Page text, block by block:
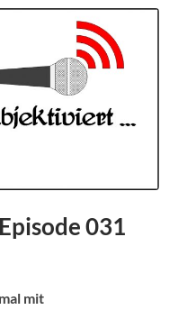
031
mit